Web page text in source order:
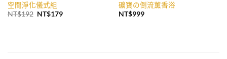
空間淨化儀式組
NT$192 原
NT$179目
礦寶の倒流薰香浴
NT$999